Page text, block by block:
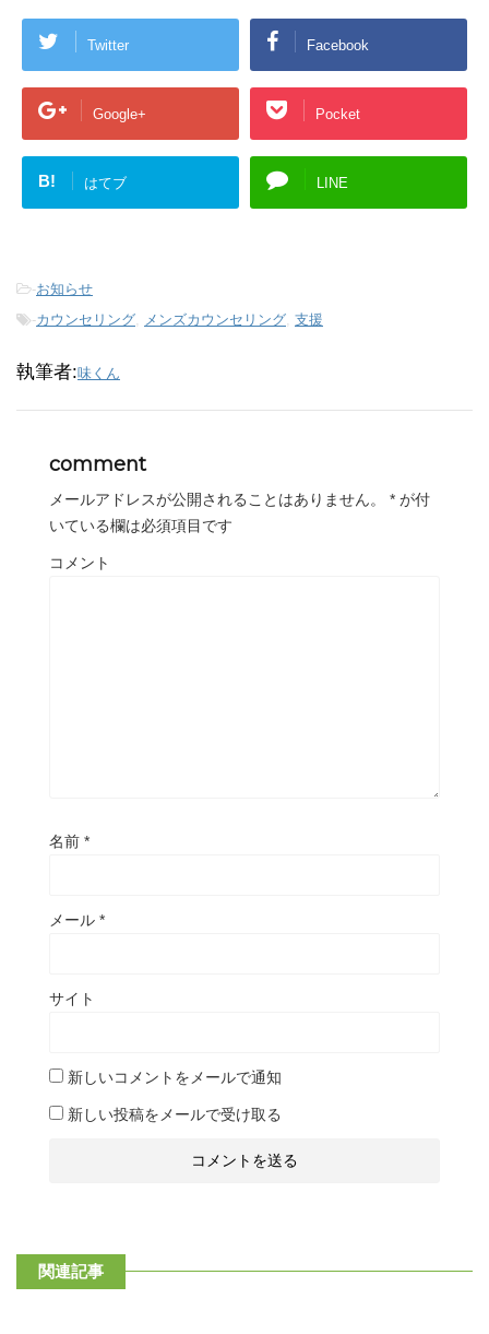
Twitter Facebook
Google+ Pocket
B! はてブ LINE
-お知らせ
-カウンセリング, メンズカウンセリング, 支援
執筆者:味くん
comment
メールアドレスが公開されることはありません。 * が付
いている欄は必須項目です
コメント
名前 *
メール *
サイト
新しいコメントをメールで通知
新しい投稿をメールで受け取る
関連記事